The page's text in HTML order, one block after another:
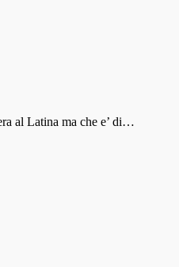
al Latina ma che e’ di…